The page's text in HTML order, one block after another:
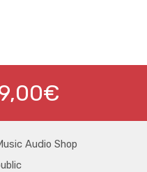
Audio Shop